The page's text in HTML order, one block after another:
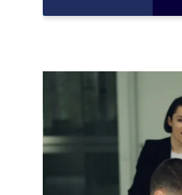
PACTE DUTREIL